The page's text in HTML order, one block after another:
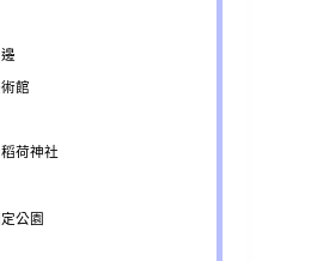
館
荷神社
公園